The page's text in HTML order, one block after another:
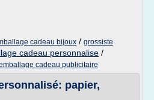
cadeau bijoux / grossiste
cadeau personnalise /
cadeau publicitaire
papier,